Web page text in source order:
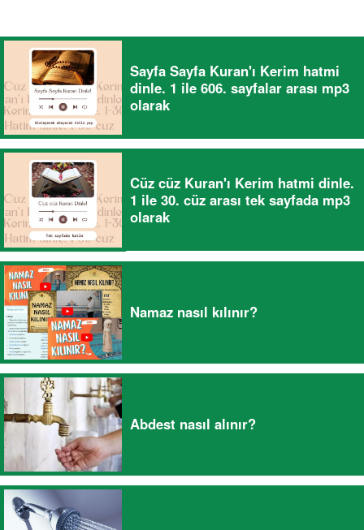
Sayfa Sayfa Kuran'ı Kerim hatmi
dinle. 1 ile 606. sayfalar arası mp3
olarak
Cüz cüz Kuran'ı Kerim hatmi dinle.
1 ile 30. cüz arası tek sayfada mp3
olarak
Namaz nasıl kılınır?
Abdest nasıl alınır?